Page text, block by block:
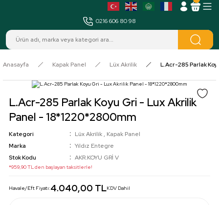
0216 606 80 98
Anasayfa Kapak Panel Lüx Akrilik L.Acr-285 Parlak
L.Acr-285 Parlak Koyu Gri - Lux Akrilik
Panel - 18*1220*2800mm
Kategori Lüx Akrilik , Kapak Panel
Marka
Yıldız Entegre
Stok Kodu
AKR.KOYU GRİ V
*959,90 TL den başlayan taksitlerle!
Havale/Eft Fiyatı:4.040,00 TLKDV Dahil